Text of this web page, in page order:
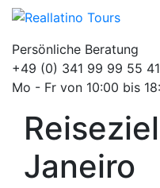
Persönliche Beratung
+49 (0) 341 99 99 55 41
Mo - Fr von 10:00 bis
Janeiro